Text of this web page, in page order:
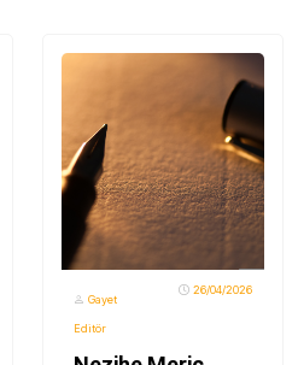
Gayet
Editör
26/04/2026